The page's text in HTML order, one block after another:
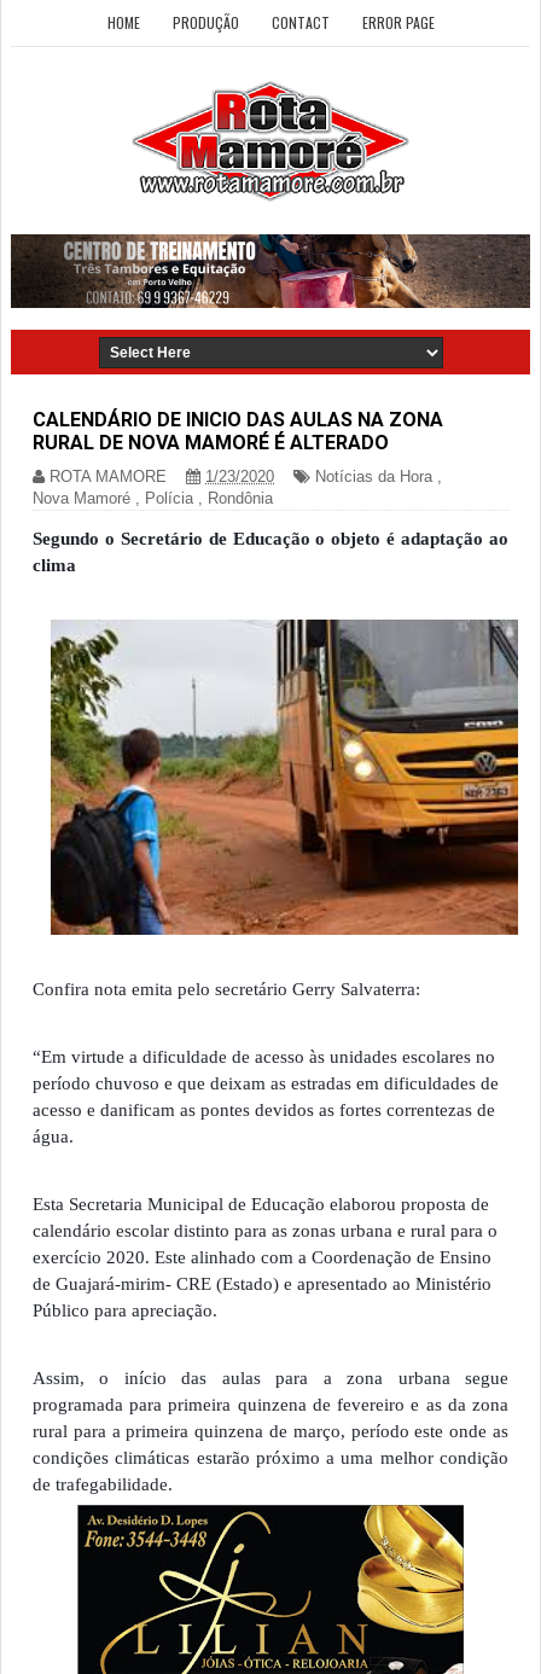
HOME PRODUÇÃO CONTACT ERROR PAGE
CALENDÁRIO DE INICIO DAS AULAS NA ZONA
RURAL DE NOVA MAMORÉ É ALTERADO
ROTA MAMORE 1/23/2020 Notícias da Hora,
Nova Mamoré , Polícia, Rondônia
Segundo o Secretário de Educação o objeto é adaptação ao
clima
Confira nota emita pelo secretário Gerry Salvaterra:
“Em virtude a dificuldade de acesso às unidades escolares no
período chuvoso e que deixam as estradas em dificuldades de
acesso e danificam as pontes devidos as fortes correntezas de
água.
Esta Secretaria Municipal de Educação elaborou proposta de
calendário escolar distinto para as zonas urbana e rural para o
exercício 2020. Este alinhado com a Coordenação de Ensino
de Guajará-mirim- CRE (Estado) e apresentado ao Ministério
Público para apreciação.
Assim, o início das aulas para a zona urbana segue
programada para primeira quinzena de fevereiro e as da zona
rural para a primeira quinzena de março, período este onde as
condições climáticas estarão próximo a uma melhor condição
de trafegabilidade.